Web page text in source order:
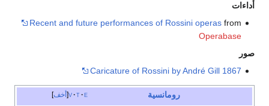
أداءات
Recent and future performances of Rossini operasfrom
Operabase
صور
1867 Caricature of Rossini by André Gill
أخف v t e رومانسية